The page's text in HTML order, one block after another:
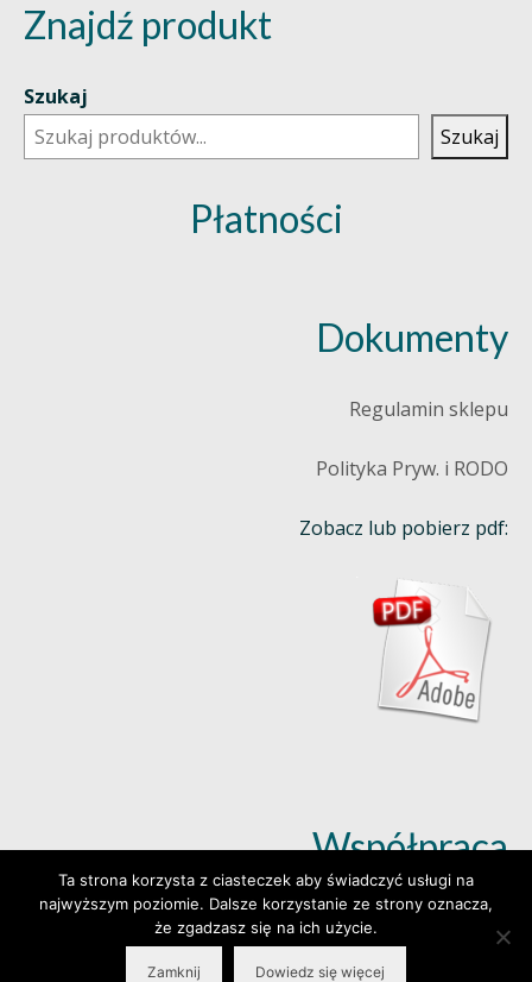
Znajdź produkt
Szukaj
Szukaj
Płatności
Dokumenty
Regulamin sklepu
Polityka Pryw. i RODO
Zobacz lub pobierz pdf:
Współpraca
Dowiedz się więcej (klik)
Ta strona korzysta z ciasteczek aby świadczyć usługi na
najwyższym poziomie. Dalsze korzystanie ze strony oznacza,
że zgadzasz się na ich użycie.
Zamknij Dowiedz się więcej